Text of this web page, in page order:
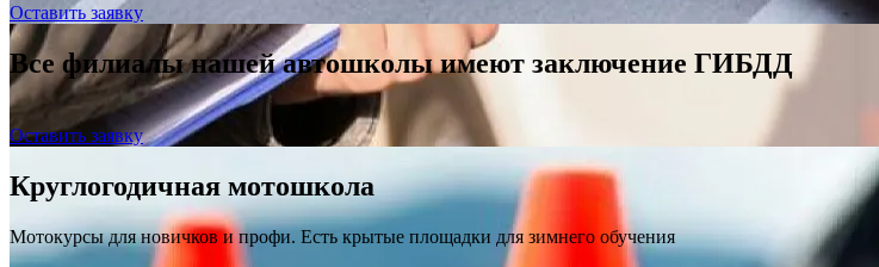
Оставить заявку
Все филиалы нашей автошколы имеют заключение ГИБДД
Оставить заявку
Круглогодичная мотошкола
Мотокурсы для новичков и профи. Есть крытые площадки для зимнего обучения